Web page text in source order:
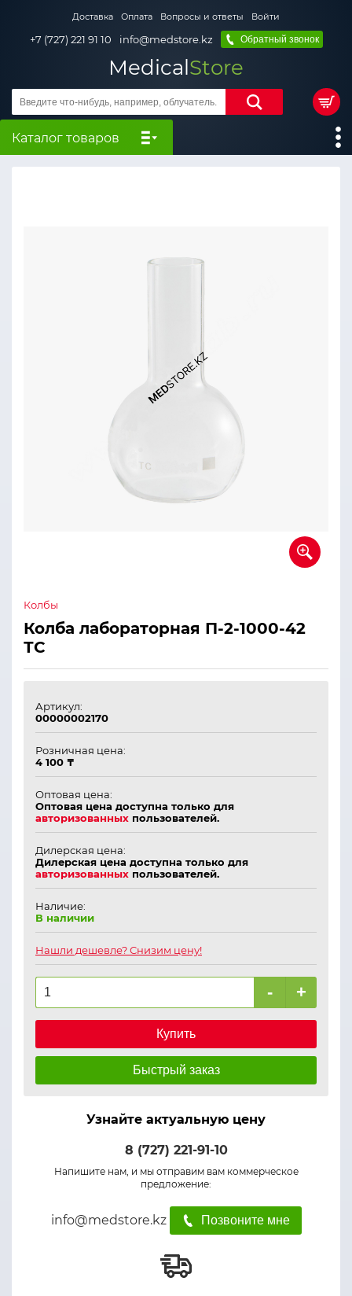
Доставка Оплата Вопросы и ответы Войти
+7 (727) 221 91 10 info@medstore.kz Обратный звонок
MedicalStore
Каталог товаров
Колбы
Колба лабораторная П-2-1000-42
ТС
Артикул:
00000002170
Розничная цена:
4 100 ₸
Оптовая цена:
Оптовая цена доступна только для
авторизованных пользователей.
Дилерская цена:
Дилерская цена доступна только для
авторизованных пользователей.
Наличие:
В наличии
Нашли дешевле? Снизим цену!
- +
Купить
Быстрый заказ
Узнайте актуальную цену
8 (727) 221-91-10
Напишите нам, и мы отправим вам коммерческое
предложение:
info@medstore.kz Позвоните мне